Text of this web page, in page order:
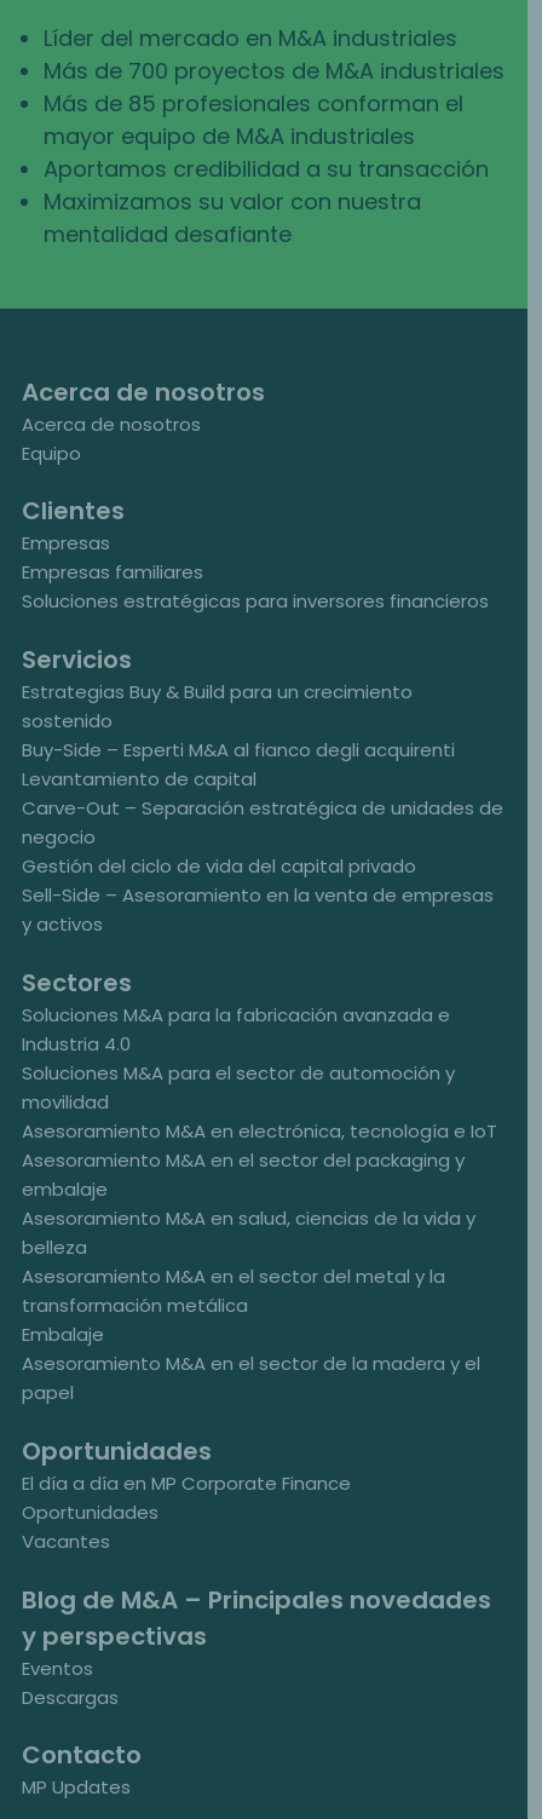
Líder del mercado en M&A industriales
Más de 700 proyectos de M&A industriales
Más de 85 profesionales conforman el
mayor equipo de M&A industriales
Aportamos credibilidad a su transacción
Maximizamos su valor con nuestra
mentalidad desafiante
Acerca de nosotros
Acerca de nosotros
Equipo
Clientes
Empresas
Empresas familiares
Soluciones estratégicas para inversores financieros
Servicios
Estrategias Buy & Build para un crecimiento
sostenido
Buy-Side – Esperti M&A al fianco degli acquirenti
Levantamiento de capital
Carve-Out – Separación estratégica de unidades de
negocio
Gestión del ciclo de vida del capital privado
Sell-Side – Asesoramiento en la venta de empresas
y activos
Sectores
Soluciones M&A para la fabricación avanzada e
Industria 4.0
Soluciones M&A para el sector de automoción y
movilidad
Asesoramiento M&A en electrónica, tecnología e IoT
Asesoramiento M&A en el sector del packaging y
embalaje
Asesoramiento M&A en salud, ciencias de la vida y
belleza
Asesoramiento M&A en el sector del metal y la
transformación metálica
Embalaje
Asesoramiento M&A en el sector de la madera y el
papel
Oportunidades
El día a día en MP Corporate Finance
Oportunidades
Vacantes
Blog de M&A – Principales novedades
y perspectivas
Eventos
Descargas
Contacto
MP Updates